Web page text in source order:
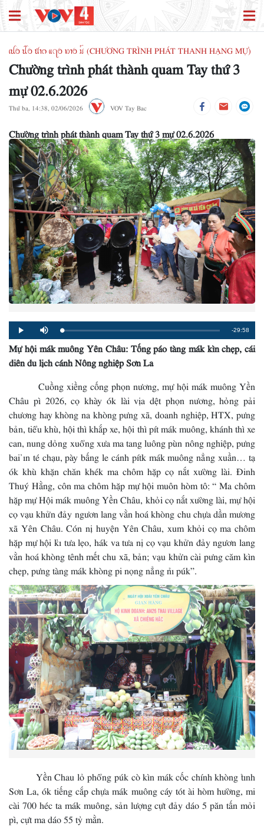
ꪹꪊꪉ ꪊꪲꪉ ꪠꪱꪒ ꪵꪖꪉ ꪭꪱꪉ ꪣꪳ (CHƯƠNG TRÌNH PHÁT THANH HẠNG MỰ)
Chường trình phát thành quam Tay thứ 3
mự 02.6.2026
Thứ ba, 14:38, 02/06/2026 VOV Tay Bac
Chường trình phát thành quam Tay thứ 3 mự 02.6.2026
Play Mute Loaded:
0%
Progress:
0%
Remaining
Time
-29:58
Mự hội mák muông Yên Châu: Tống páo tàng mák kìn chẹp, cái
diên du lịch cánh Nông nghiệp Sơn La
Cuồng xiềng cống phọn nương, mự hội mák muông Yền
Châu pì 2026, cọ khày ók lài vịa dệt phọn nương, hỏng pải
chương hay khòng na khòng pưng xã, doanh nghiệp, HTX, pưng
bản, tiểu khù, hội thì khắp xe, hội thì pít mák muông, khánh thì xe
can, nung dỏng xuổng xưa ma tang luông pùn nông nghiệp, pưng
bai ỉn té chạu, pày bấng le cánh pítk mák muông nẳng xuần… tạ
ók khù khặn chăn khék ma chôm hặp cọ nắt xường lài. Đinh
Thuý Hằng, côn ma chôm hặp mự hội muôn hòm tô: “ Ma chôm
hặp mự Hội mák muông Yền Châu, khỏi cọ nắt xường lài, mự hội
cọ vạu khửn đảy ngươn lang vằn hoá khòng chu chựa dần mương
xã Yên Châu. Cón nị huyện Yên Châu, xum khỏi cọ ma chôm
hặp mự hội kỉ tưa lẹo, hák va tưa nị cọ vạu khửn đảy ngươn lang
vằn hoá khòng tênh mết chu xã, bản; vạu khửn cài pưng căm kìn
chẹp, pưng tàng mák khòng pi nọng nẳng nỉ púk”.
Yền Chau lỏ phổng púk cò kìn mák cốc chính khòng tỉnh
Sơn La, ók tiếng cắp chựa mák muông cáy tót ài hòm hường, mi
cài 700 héc ta mák muông, sản lượng cựt đảy dáo 5 păn tấn mỏi
pì, cựt ma dáo 55 tỷ mằn.